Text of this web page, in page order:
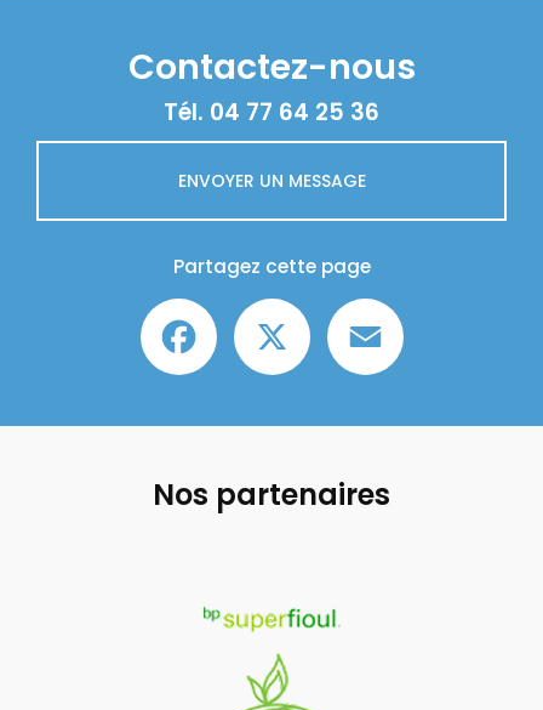
Contactez-nous
Tél. 04 77 64 25 36
ENVOYER UN MESSAGE
Partagez cette page
Facebook
Nos partenaires